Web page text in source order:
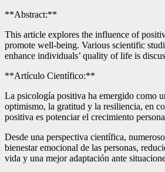
**Abstract:**
This article explores the influence of
promote well-being. Various scientific
enhance individuals’ quality of life is
**Artículo Científico:**
La psicología positiva ha emergido como
optimismo, la gratitud y la resiliencia, en
positiva es potenciar el crecimiento
Desde una perspectiva científica,
bienestar emocional de las personas,
vida y una mejor adaptación ante